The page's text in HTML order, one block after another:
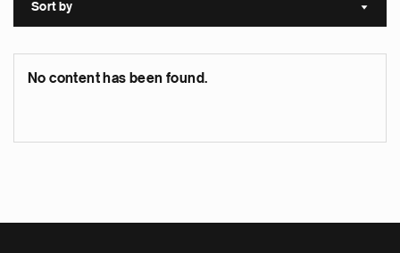
Sort by Sort
No content has been found.